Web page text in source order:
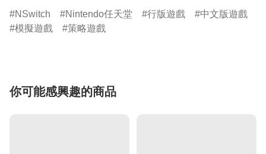
NSwitch Nintendo任天堂 行版遊戲
中文版遊戲
模擬遊戲
策略遊戲
你可能感興趣的商品